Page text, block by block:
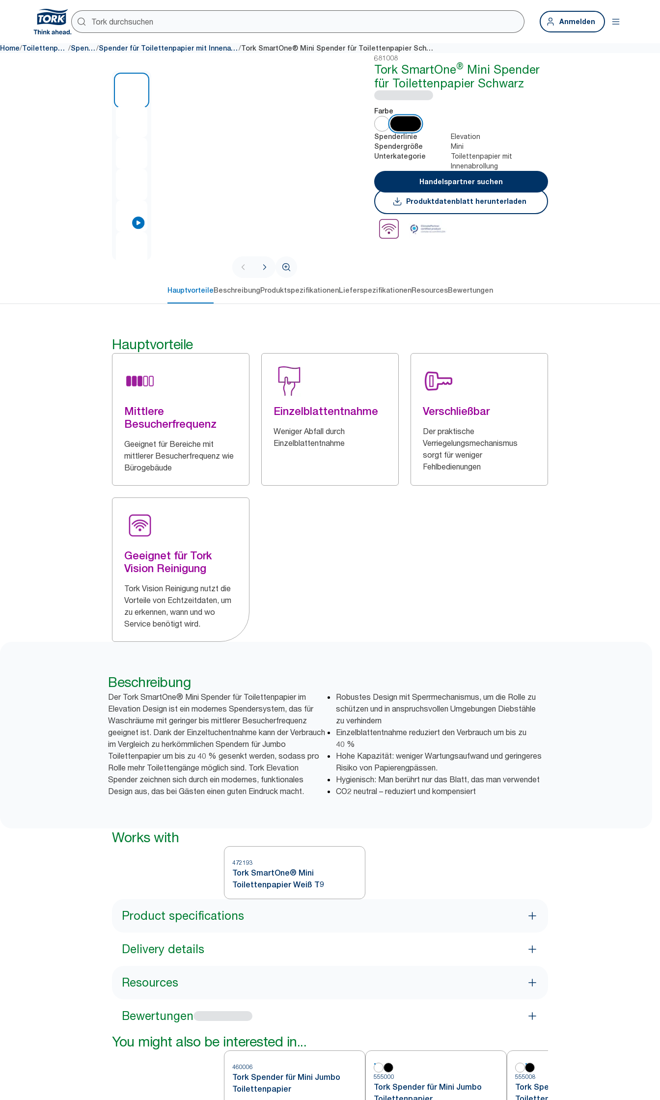
Anmelden
Home/ Toilettenpapier / Spender/ Spender für Toilettenpapier mit Innenabrollung / Tork SmartOne® Mini Spender für Toilettenpapier Schwarz
681008
Tork SmartOne® Mini Spender
für Toilettenpapier Schwarz
Farbe
Spenderlinie Elevation
Spendergröße Mini
Unterkategorie
Toilettenpapier mit
Innenabrollung
Handelspartner suchen
Produktdatenblatt herunterladen
HauptvorteileBeschreibungProduktspezifikationenLieferspezifikationenResourcesBewertungen
Hauptvorteile
Mittlere
Besucherfrequenz
Geeignet für Bereiche mit
mittlerer Besucherfrequenz wie
Bürogebäude
Einzelblattentnahme
Weniger Abfall durch
Einzelblattentnahme
Verschließbar
Der praktische
Verriegelungsmechanismus
sorgt für weniger
Fehlbedienungen
Geeignet für Tork
Vision Reinigung
Tork Vision Reinigung nutzt die
Vorteile von Echtzeitdaten, um
zu erkennen, wann und wo
Service benötigt wird.
Beschreibung
Der Tork SmartOne® Mini Spender für Toilettenpapier im
Elevation Design ist ein modernes Spendersystem, das für
Waschräume mit geringer bis mittlerer Besucherfrequenz
geeignet ist. Dank der Einzeltuchentnahme kann der Verbrauch
im Vergleich zu herkömmlichen Spendern für Jumbo
Toilettenpapier um bis zu 40 % gesenkt werden, sodass pro
Rolle mehr Toilettengänge möglich sind. Tork Elevation
Spender zeichnen sich durch ein modernes, funktionales
Design aus, das bei Gästen einen guten Eindruck macht.
Robustes Design mit Sperrmechanismus, um die Rolle zu
schützen und in anspruchsvollen Umgebungen Diebstähle
zu verhindern
Einzelblattentnahme reduziert den Verbrauch um bis zu
40 %
Hohe Kapazität: weniger Wartungsaufwand und geringeres
Risiko von Papierengpässen.
Hygienisch: Man berührt nur das Blatt, das man verwendet
CO2 neutral – reduziert und kompensiert
Works with
472193
Tork SmartOne® Mini
Toilettenpapier Weiß T9
Product specifications
Delivery details
Resources
Bewertungen
You might also be interested in...
460006
Tork Spender für Mini Jumbo
Toilettenpapier
555000
Tork Spender für Mini Jumbo
555008
Tork Spender für Mini Jumbo